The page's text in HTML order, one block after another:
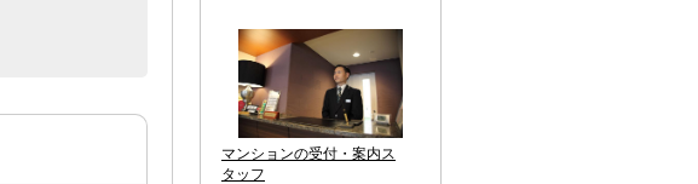
マンションの受付・案内ス
タッフ